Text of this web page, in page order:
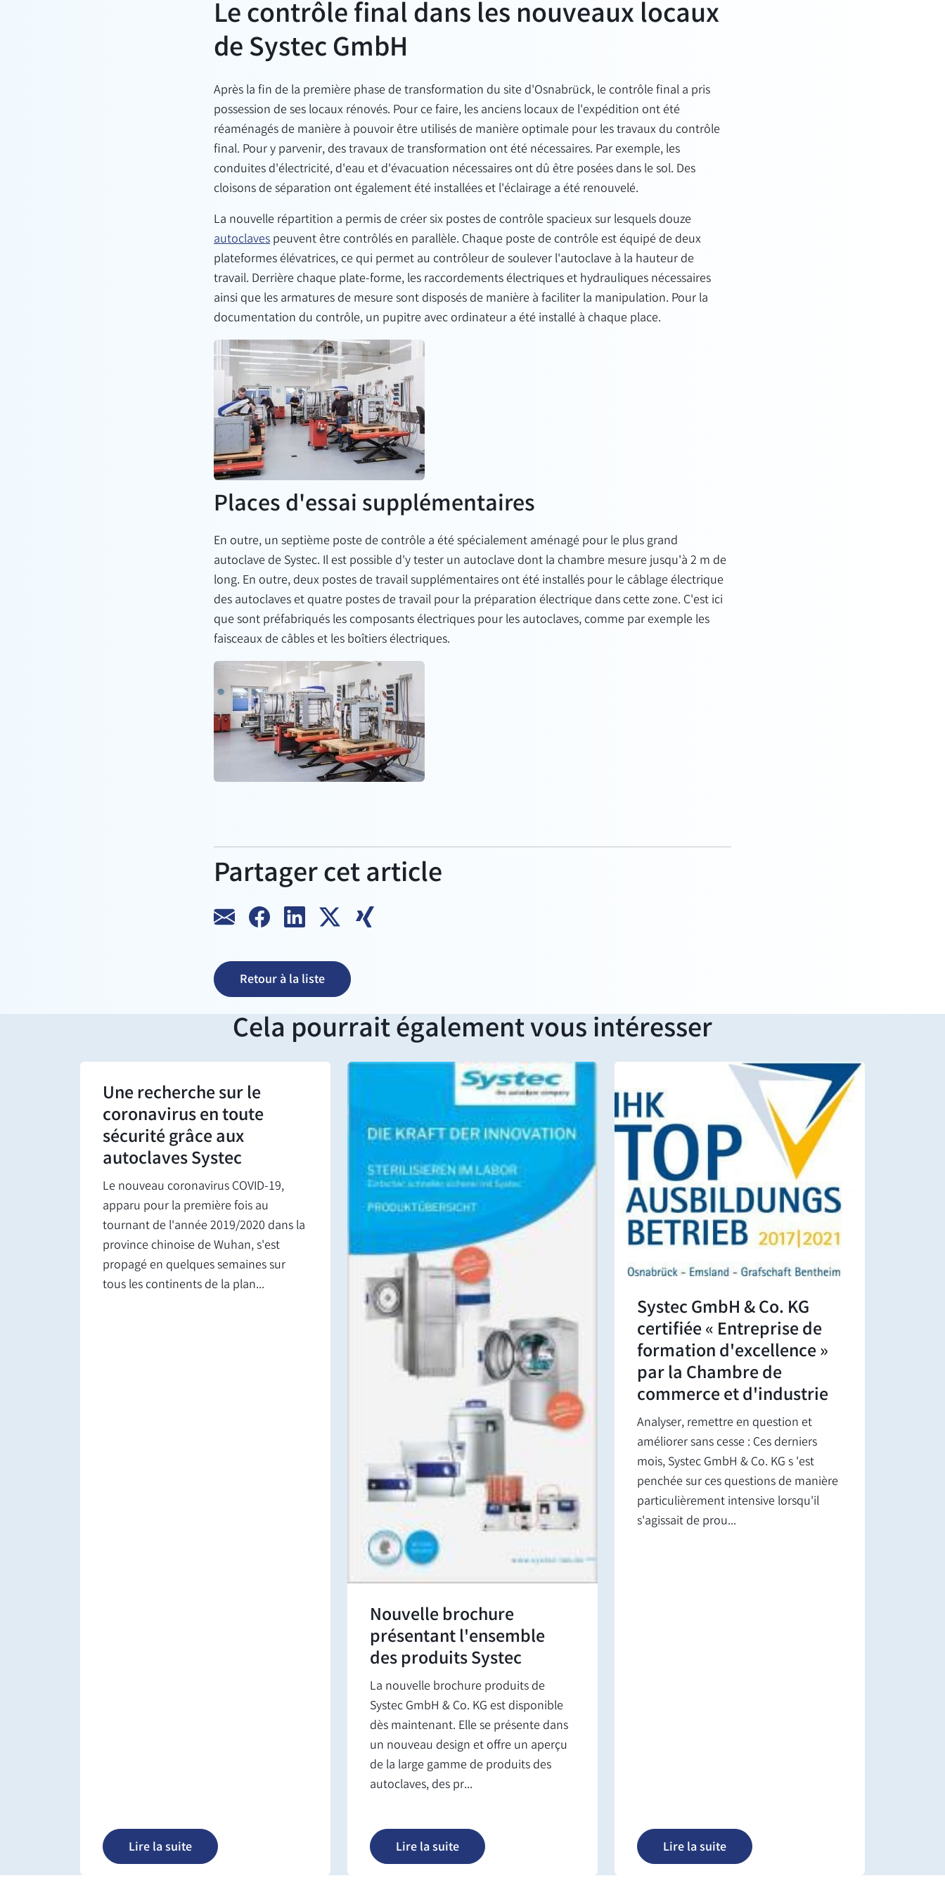
Le contrôle final dans les nouveaux locaux
de Systec GmbH
Après la fin de la première phase de transformation du site d'Osnabrück, le contrôle final a pris
possession de ses locaux rénovés. Pour ce faire, les anciens locaux de l'expédition ont été
réaménagés de manière à pouvoir être utilisés de manière optimale pour les travaux du contrôle
final. Pour y parvenir, des travaux de transformation ont été nécessaires. Par exemple, les
conduites d'électricité, d'eau et d'évacuation nécessaires ont dû être posées dans le sol. Des
cloisons de séparation ont également été installées et l'éclairage a été renouvelé.
La nouvelle répartition a permis de créer six postes de contrôle spacieux sur lesquels douze
autoclavespeuvent être contrôlés en parallèle. Chaque poste de contrôle est équipé de deux
plateformes élévatrices, ce qui permet au contrôleur de soulever l'autoclave à la hauteur de
travail. Derrière chaque plate-forme, les raccordements électriques et hydrauliques nécessaires
ainsi que les armatures de mesure sont disposés de manière à faciliter la manipulation. Pour la
documentation du contrôle, un pupitre avec ordinateur a été installé à chaque place.
Places d'essai supplémentaires
En outre, un septième poste de contrôle a été spécialement aménagé pour le plus grand
autoclave de Systec. Il est possible d'y tester un autoclave dont la chambre mesure jusqu'à 2 m de
long. En outre, deux postes de travail supplémentaires ont été installés pour le câblage électrique
des autoclaves et quatre postes de travail pour la préparation électrique dans cette zone. C'est ici
que sont préfabriqués les composants électriques pour les autoclaves, comme par exemple les
faisceaux de câbles et les boîtiers électriques.
Partager cet article
Retour à la liste
Cela pourrait également vous intéresser
Une recherche sur le
coronavirus en toute
sécurité grâce aux
autoclaves Systec
Le nouveau coronavirus COVID-19,
apparu pour la première fois au
tournant de l'année 2019/2020 dans la
province chinoise de Wuhan, s'est
propagé en quelques semaines sur
tous les continents de la plan...
Lire la suite
Nouvelle brochure
présentant l'ensemble
des produits Systec
La nouvelle brochure produits de
Systec GmbH & Co. KG est disponible
dès maintenant. Elle se présente dans
un nouveau design et offre un aperçu
de la large gamme de produits des
autoclaves, des pr...
Lire la suite
Systec GmbH & Co. KG
certifiée « Entreprise de
formation d'excellence »
par la Chambre de
commerce et d'industrie
Analyser, remettre en question et
améliorer sans cesse : Ces derniers
mois, Systec GmbH & Co. KG s 'est
penchée sur ces questions de manière
particulièrement intensive lorsqu'il
s'agissait de prou...
Lire la suite